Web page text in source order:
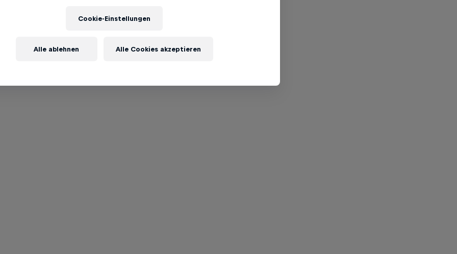
Cookie-Einstellungen
Alle ablehnen Alle Cookies akzeptieren